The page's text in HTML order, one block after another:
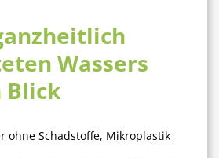
Wassers
Blick
ohne Schadstoffe, Mikroplastik